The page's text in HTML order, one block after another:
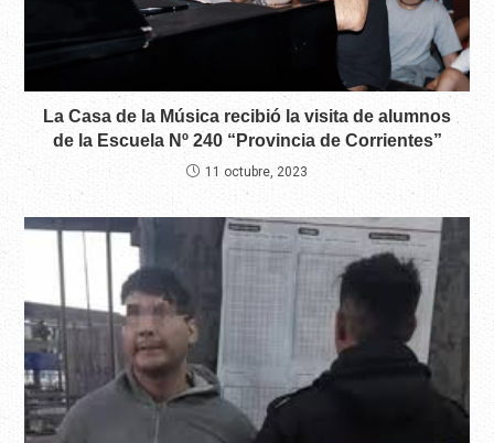
La Casa de la Música recibió la visita de alumnos
de la Escuela Nº 240 “Provincia de Corrientes”
11 octubre, 2023